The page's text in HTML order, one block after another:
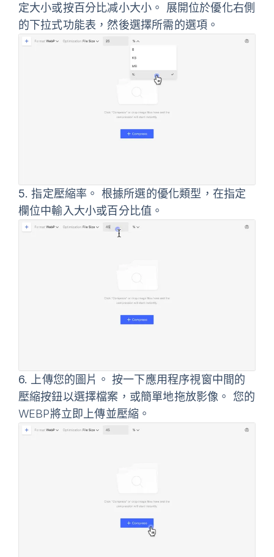
定大小或按百分比减小大小。 展開位於優化右側
的下拉式功能表，然後選擇所需的選項。
5. 指定壓縮率。 根據所選的優化類型，在指定
欄位中輸入大小或百分比值。
6. 上傳您的圖片。 按一下應用程序視窗中間的
壓縮按鈕以選擇檔案，或簡單地拖放影像。 您的
WEBP將立即上傳並壓縮。